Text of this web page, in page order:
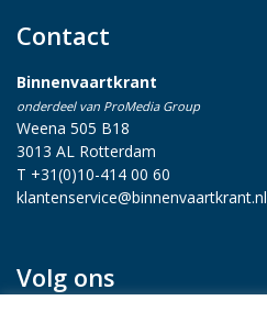
Contact
Binnenvaartkrant
onderdeel van ProMedia Group
Weena 505 B18
3013 AL Rotterdam
T +31(0)10-414 00 60
klantenservice@binnenvaartkrant.nl
Volg ons